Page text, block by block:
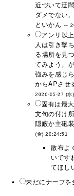
近づいて迂
ダメでない
といかん --
アンリ以
人は引き撃
る場所を見
てみよう。
強みを感じ
からAPさせ
2026-05-27 (水
固有は最
文句の付け
隠蔽か主砲
(金) 20:24:51
散布よ
いです
てほし
未だにナーフ